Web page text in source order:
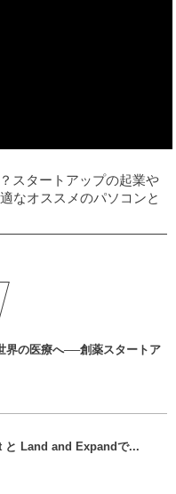
スタートアップの起業や
なオススメのパソコンと
界の医療へ──創薬スタートア
と Land and Expandで...